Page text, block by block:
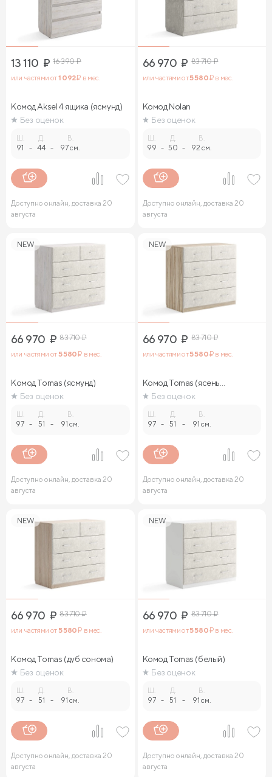
13 110 ₽ 16 390₽
или частями от1 092₽ в мес.
Комод Aksel 4 ящика (ясмунд)
Без оценок
91 -
Д.
44 -
В.
97 см.
Доступно онлайн, доставка 20
августа
66 970 ₽ 83 710₽
или частями от5 580₽ в мес.
Комод Nolan
Без оценок
99 -
Д.
50 -
В.
92 см.
Доступно онлайн, доставка 20
августа
NEW
66 970 ₽ 83 710₽
или частями от5 580₽ в мес.
Комод Tomas (ясмунд)
Без оценок
97 -
Д.
51 -
В.
91 см.
Доступно онлайн, доставка 20
августа
NEW
66 970 ₽ 83 710₽
или частями от5 580₽ в мес.
Комод Tomas (ясень
ориноко)
Без оценок
97 -
Д.
51 -
В.
91 см.
Доступно онлайн, доставка 20
августа
NEW
66 970 ₽ 83 710₽
или частями от5 580₽ в мес.
Комод Tomas (дуб сонома)
Без оценок
97 -
Д.
51 -
В.
91 см.
Доступно онлайн, доставка 20
августа
NEW
66 970 ₽ 83 710₽
или частями от5 580₽ в мес.
Комод Tomas (белый)
Без оценок
97 -
Д.
51 -
В.
91 см.
Доступно онлайн, доставка 20
августа